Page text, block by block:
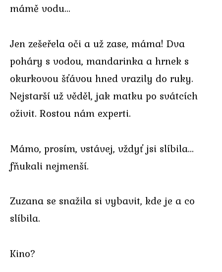
mámě vodu…
Jen zešeřela oči a už zase, máma! Dva
poháry s vodou, mandarinka a hrnek s
okurkovou šťávou hned vrazily do ruky.
Nejstarší už věděl, jak matku po svátcích
oživit. Rostou nám experti.
Mámo, prosím, vstávej, vždyť jsi slíbila…
fňukali nejmenší.
Zuzana se snažila si vybavit, kde je a co
slíbila.
Kino?